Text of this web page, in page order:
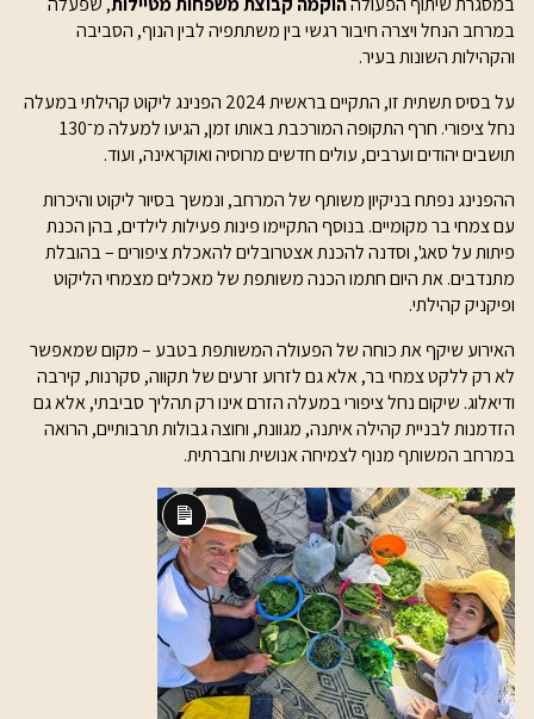
במרחב הנחל ויצרה חיבור רגשי בין משתתפיה לבין הנוף, הסביבה
והקהילות השונות בעיר.
על בסיס תשתית זו, התקיים בראשית 2024 הפנינג ליקוט קהילתי במעלה
נחל ציפורי. חרף התקופה המורכבת באותו זמן, הגיעו למעלה מ־130
תושבים יהודים וערבים, עולים חדשים מרוסיה ואוקראינה, ועוד.
ההפנינג נפתח בניקיון משותף של המרחב, ונמשך בסיור ליקוט והיכרות
עם צמחי בר מקומיים. בנוסף התקיימו פינות פעילות לילדים, בהן הכנת
פיתות על סאג', וסדנה להכנת אצטרובלים להאכלת ציפורים – בהובלת
מתנדבים. את היום חתמו הכנה משותפת של מאכלים מצמחי הליקוט
ופיקניק קהילתי.
האירוע שיקף את כוחה של הפעולה המשותפת בטבע – מקום שמאפשר
לא רק ללקט צמחי בר, אלא גם לזרוע זרעים של תקווה, סקרנות, קירבה
ודיאלוג. שיקום נחל ציפורי במעלה הזרם אינו רק תהליך סביבתי, אלא גם
הזדמנות לבניית קהילה איתנה, מגוונת, וחוצה גבולות תרבותיים, הרואה
במרחב המשותף מנוף לצמיחה אנושית וחברתית.
תיאור
ארוך